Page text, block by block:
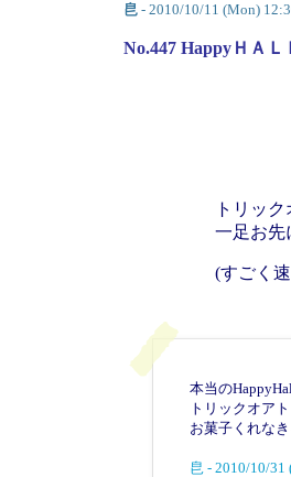
皀 - 2010/10/11 (Mon)
No.447 HappyＨＡＬ
トリッ
一足お先
(すごく
本当の
トリックオア
お菓子くれな
皀 - 2010/10/31